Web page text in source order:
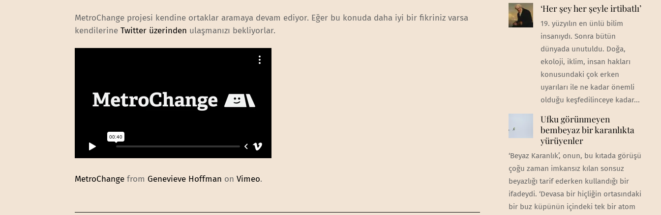
MetroChange projesi kendine ortaklar aramaya devam ediyor. Eğer bu konuda daha iyi bir fikriniz varsa
kendilerineTwitter üzerinden ulaşmanızı bekliyorlar.
MetroChange from Genevieve Hoffman onVimeo.
‘Her şey her şeyle irtibatlı’
19. yüzyılın en ünlü bilim
insanıydı. Sonra bütün
dünyada unutuldu. Doğa,
ekoloji, iklim, insan hakları
konusundaki çok erken
uyarıları ile ne kadar önemli
olduğu keşfedilinceye kadar...
Ufku görünmeyen
bembeyaz bir karanlıkta
yürüyenler
‘Beyaz Karanlık’, onun, bu kıtada görüşü
çoğu zaman imkansız kılan sonsuz
beyazlığı tarif ederken kullandığı bir
ifadeydi. ‘Devasa bir hiçliğin ortasındaki
bir buz küpünün içindeki tek bir atom